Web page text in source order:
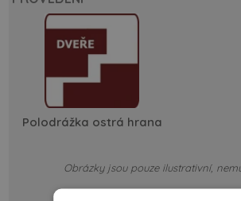
Polodrážka ostrá hrana
Obrázky jsou pouze ilustrativní,